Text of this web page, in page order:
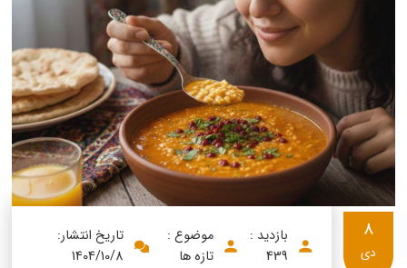
بازدید :
439
موضوع :
تازه ها
تاریخ انتشار:
1404/10/8
8
دی